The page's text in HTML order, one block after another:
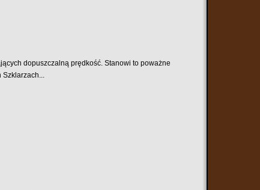
dopuszczalną prędkość. Stanowi to poważne
Szklarzach...